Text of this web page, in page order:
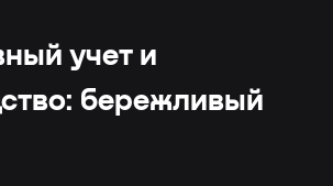
учет и
бережливый